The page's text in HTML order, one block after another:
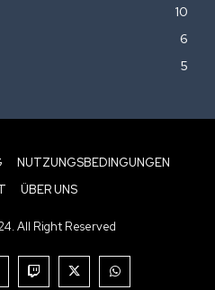
10
6
5
NUTZUNGSBEDINGUNGEN
ÜBER UNS
All Right Reserved